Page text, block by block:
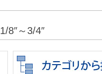
1/8″～3/4″